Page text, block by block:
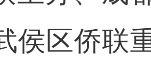
侯区侨联